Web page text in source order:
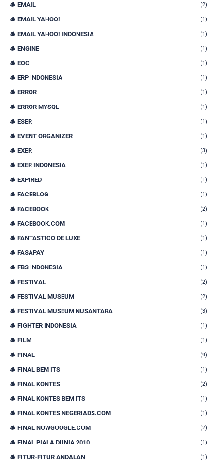
EMAIL (2)
EMAIL YAHOO! (1)
EMAIL YAHOO! INDONESIA (1)
ENGINE (1)
EOC (1)
ERP INDONESIA (1)
ERROR (1)
ERROR MYSQL (1)
ESER (1)
EVENT ORGANIZER (1)
EXER (3)
EXER INDONESIA (1)
EXPIRED (1)
FACEBLOG (1)
FACEBOOK (2)
FACEBOOK.COM (1)
FANTASTICO DE LUXE (1)
FASAPAY (1)
FBS INDONESIA (1)
FESTIVAL (2)
FESTIVAL MUSEUM (2)
FESTIVAL MUSEUM NUSANTARA (3)
FIGHTER INDONESIA (1)
FILM (1)
FINAL (9)
FINAL BEM ITS (1)
FINAL KONTES (2)
FINAL KONTES BEM ITS (1)
FINAL KONTES NEGERIADS.COM (1)
FINAL NOWGOOGLE.COM (2)
FINAL PIALA DUNIA 2010 (1)
FITUR-FITUR ANDALAN (1)